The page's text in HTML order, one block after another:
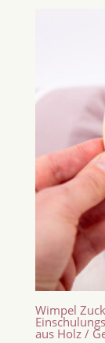
Wimpel
aus Holz /